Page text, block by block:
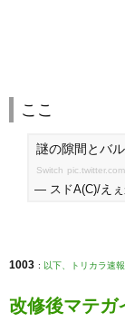
ここ
謎の隙間とバ
Switch
— スドA(C)/えぇ
1003 : 以下、トリカラ速
改修後マテガ